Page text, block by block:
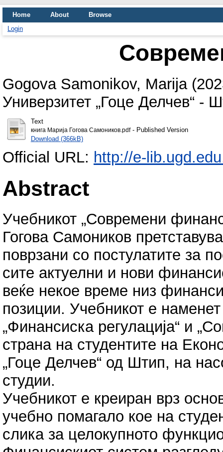
Home About
Browse
Login
Gogova Samonikov, Marija
Универзитет „Гоце Делчев“ -
Text
книга Марија Гогова Самоников.pdf- Published Version
Download (366kB)
Official URL: http://e-
Abstract
Учебникот „Современи
Гогова Самоников
поврзани со постулатите за
сите актуелни и нови
веќе некое време низ
позиции. Учебникот е
„Финансиска регулација“ и
страна на студентите на
„Гоце Делчев“ од Штип, на
студии.
Учебникот е креиран врз
учебно помагало кое на
слика за целокупното